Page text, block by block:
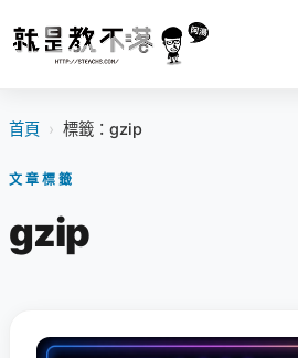
首頁 › 標籤：gzip
文章標籤
gzip